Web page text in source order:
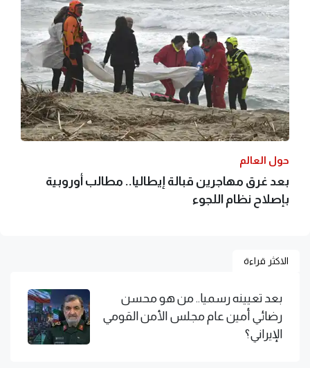
حول العالم
بعد غرق مهاجرين قبالة إيطاليا.. مطالب أوروبية
بإصلاح نظام اللجوء
الاكثر قراءة
بعد تعيينه رسميا.. من هو محسن
رضائي أمين عام مجلس الأمن القومي
الإيراني؟